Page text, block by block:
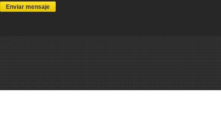
Enviar mensaje